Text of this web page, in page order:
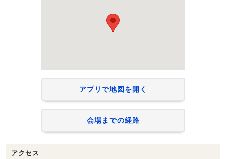
アプリで地図を開く
会場までの経路
アクセス